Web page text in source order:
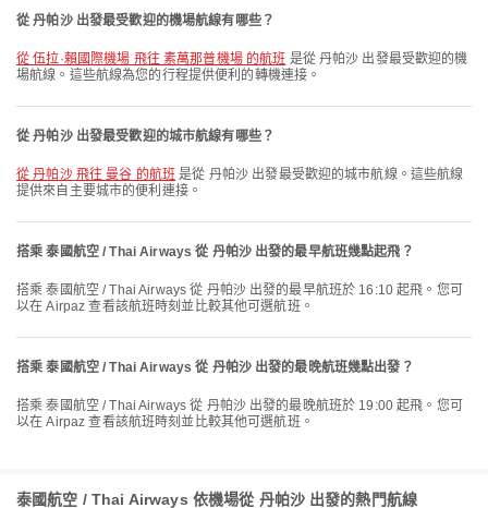
從 丹帕沙 出發最受歡迎的機場航線有哪些？
從 伍拉·賴國際機場 飛往 素萬那普機場 的航班 是從 丹帕沙 出發最受歡迎的機
場航線。這些航線為您的行程提供便利的轉機連接。
從 丹帕沙 出發最受歡迎的城市航線有哪些？
從 丹帕沙 飛往 曼谷 的航班 是從 丹帕沙 出發最受歡迎的城市航線。這些航線
提供來自主要城市的便利連接。
搭乘 泰國航空 / Thai Airways 從 丹帕沙 出發的最早航班幾點起飛？
搭乘 泰國航空 / Thai Airways 從 丹帕沙 出發的最早航班於 16:10 起飛。您可
以在 Airpaz 查看該航班時刻並比較其他可選航班。
搭乘 泰國航空 / Thai Airways 從 丹帕沙 出發的最晚航班幾點出發？
搭乘 泰國航空 / Thai Airways 從 丹帕沙 出發的最晚航班於 19:00 起飛。您可
以在 Airpaz 查看該航班時刻並比較其他可選航班。
泰國航空 / Thai Airways 依機場從 丹帕沙 出發的熱門航線